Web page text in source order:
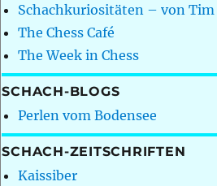
Schachkuriositäten – von Tim
The Chess Café
The Week in Chess
SCHACH-BLOGS
Perlen vom Bodensee
SCHACH-ZEITSCHRIFTEN
Kaissiber